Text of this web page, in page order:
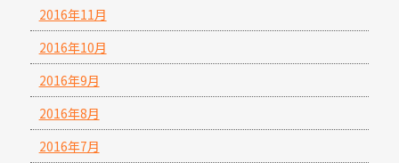
2016年11月
2016年10月
2016年9月
2016年8月
2016年7月